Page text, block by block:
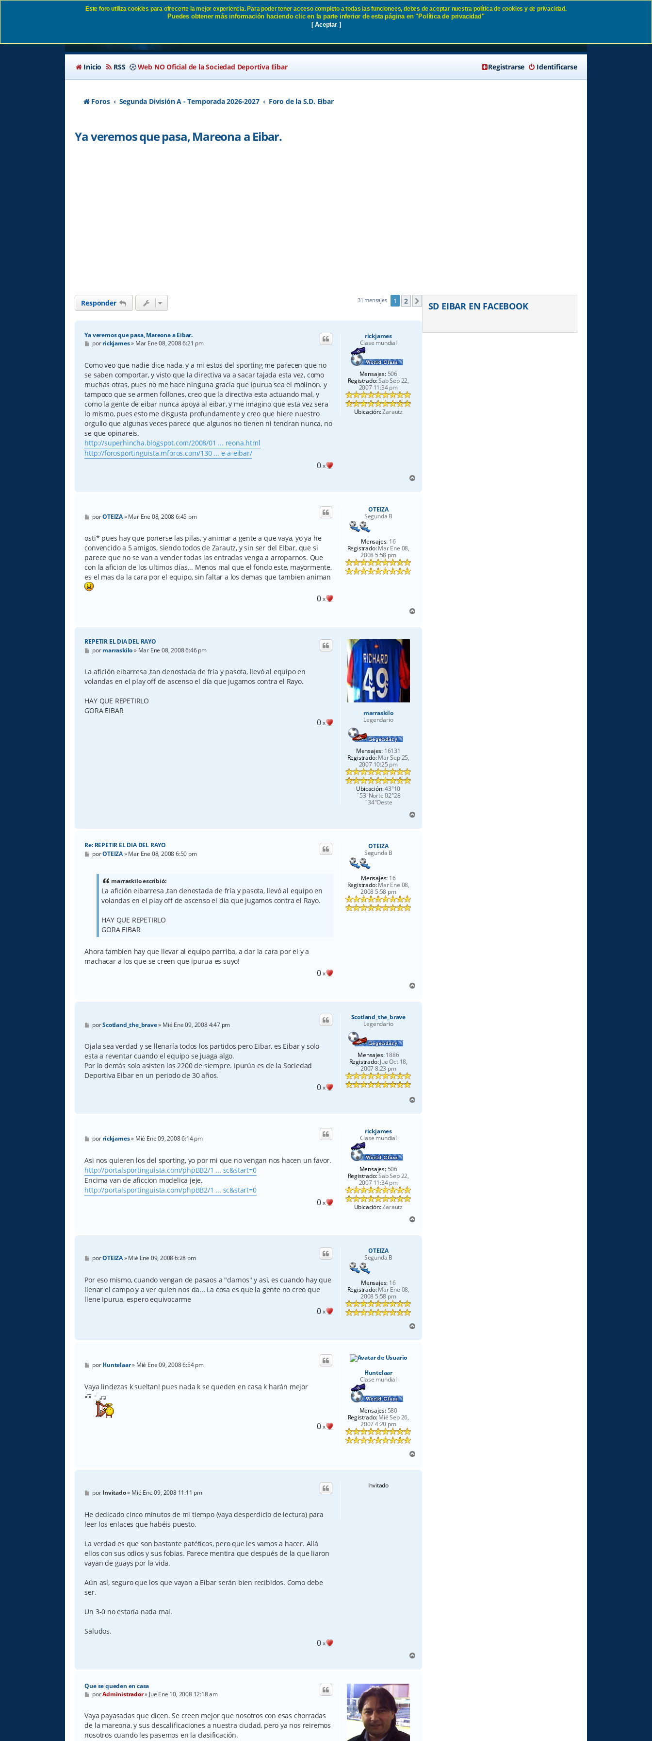
Ya veremos que pasa, Mareona a Eibar. SD Eibar
Inicio RSS Web NO Oficial de la Sociedad Deportiva Eibar Identificarse
Registrarse
Foros Segunda División A - Temporada 2026-2027 Foro de la S.D. Eibar
Ya veremos que pasa, Mareona a Eibar.
Responder 31 mensajes 1 2 Siguiente
rickjames
Clase mundial
Mensajes:506
Registrado:Sab Sep 22,
2007 11:34 pm
Ubicación:Zarautz
Ya veremos que pasa, Mareona a Eibar.
M
e
s
a
j
e
porrickjames» Mar Ene 08, 2008 6:21 pm
Como veo que nadie dice nada, y a mi estos del sporting me parecen que no
se saben comportar, y visto que la directiva va a sacar tajada esta vez, como
muchas otras, pues no me hace ninguna gracia que ipurua sea el molinon. y
tampoco que se armen follones, creo que la directiva esta actuando mal, y
como la gente de eibar nunca apoya al eibar, y me imagino que esta vez sera
lo mismo, pues esto me disgusta profundamente y creo que hiere nuestro
orgullo que algunas veces parece que algunos no tienen ni tendran nunca, no
se que opinareis.
http://superhincha.blogspot.com/2008/01 ... reona.html
http://forosportinguista.mforos.com/130 ... e-a-eibar/
0x
r
OTEIZA
Segunda B
Mensajes: 16
Registrado:Mar Ene 08,
2008 5:58 pm
M
e
s
a
j
e
porOTEIZA»Mar Ene 08, 2008 6:45 pm
osti* pues hay que ponerse las pilas, y animar a gente a que vaya, yo ya he
convencido a 5 amigos, siendo todos de Zarautz, y sin ser del EIbar, que si
parece que no se van a vender todas las entradas venga a arroparnos. Que
con la aficion de los ultimos días... Menos mal que el fondo este, mayormente,
es el mas da la cara por el equipo, sin faltar a los demas que tambien animan
0x
r
marraskilo
Legendario
Mensajes: 16131
Registrado:Mar Sep 25,
2007 10:25 pm
Ubicación:43°10
´53"Norte 02°28
´34"Oeste
REPETIR EL DIA DEL RAYO
M
e
s
a
j
pormarraskilo» Mar Ene 08, 2008 6:46 pm
La afición eibarresa ,tan denostada de fría y pasota, llevó al equipo en
volandas en el play off de ascenso el día que jugamos contra el Rayo.
HAY QUE REPETIRLO
GORA EIBAR
0x
r
OTEIZA
Segunda B
Mensajes: 16
Registrado:Mar Ene 08,
2008 5:58 pm
Re: REPETIR EL DIA DEL RAYO
M
e
porOTEIZA»Mar Ene 08, 2008 6:50 pm
marraskilo escribió:
La afición eibarresa ,tan denostada de fría y pasota, llevó al equipo en
volandas en el play off de ascenso el día que jugamos contra el Rayo.
HAY QUE REPETIRLO
GORA EIBAR
Ahora tambien hay que llevar al equipo parriba, a dar la cara por el y a
machacar a los que se creen que ipurua es suyo!
0x
r
Scotland_the_brave
Legendario
Mensajes:1886
Registrado:Jue Oct 18,
2007 8:23 pm
M
e
s
a
j
e
porScotland_the_brave» Mié Ene 09, 2008 4:47 pm
Ojala sea verdad y se llenaría todos los partidos pero Eibar, es Eibar y solo
esta a reventar cuando el equipo se juaga algo.
Por lo demás solo asisten los 2200 de siempre. Ipurúa es de la Sociedad
Deportiva Eibar en un periodo de 30 años.
0x
r
rickjames
Clase mundial
Mensajes:506
Registrado:Sab Sep 22,
2007 11:34 pm
Ubicación:Zarautz
M
e
s
a
j
e
porrickjames» Mié Ene 09, 2008 6:14 pm
Asi nos quieren los del sporting, yo por mi que no vengan nos hacen un favor.
http://portalsportinguista.com/phpBB2/1 ... sc&start=0
Encima van de aficcion modelica jeje.
http://portalsportinguista.com/phpBB2/1 ... sc&start=0
0x
r
OTEIZA
Segunda B
Mensajes: 16
Registrado:Mar Ene 08,
2008 5:58 pm
M
e
s
a
j
e
porOTEIZA»Mié Ene 09, 2008 6:28 pm
Por eso mismo, cuando vengan de pasaos a "darnos" y asi, es cuando hay que
llenar el campo y a ver quien nos da... La cosa es que la gente no creo que
llene Ipurua, espero equivocarme
0x
r
Huntelaar
Clase mundial
Mensajes:580
Registrado:Mié Sep 26,
2007 4:20 pm
M
e
s
a
j
porHuntelaar» Mié Ene 09, 2008 6:54 pm
Vaya lindezas k sueltan! pues nada k se queden en casa k harán mejor
0x
r
Invitado
M
e
s
a
j
porInvitado» Mié Ene 09, 2008 11:11 pm
He dedicado cinco minutos de mi tiempo (vaya desperdicio de lectura) para
leer los enlaces que habéis puesto.
La verdad es que son bastante patéticos, pero que les vamos a hacer. Allá
ellos con sus odios y sus fobias. Parece mentira que después de la que liaron
vayan de guays por la vida.
Aún así, seguro que los que vayan a Eibar serán bien recibidos. Como debe
ser.
Un 3-0 no estaría nada mal.
Saludos.
0x
r
Que se queden en casa
M
e
s
a
j
e
porAdministrador» Jue Ene 10, 2008 12:18 am
Vaya payasadas que dicen. Se creen mejor que nosotros con esas chorradas
de la mareona, y sus descalificaciones a nuestra ciudad, pero ya nos reiremos
nosotros cuando les pasemos en la clasificación.
SD EIBAR EN FACEBOOK
Este foro utiliza cookies para ofrecerte la mejor experiencia. Para poder tener acceso completo a todas las funcionees, debes de aceptar nuestra política de cookies y de privacidad.
Puedes obtener más información haciendo clic en la parte inferior de esta página en "Política de privacidad"
[ Aceptar ]